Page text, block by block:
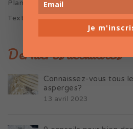
Plantes et dérivés
Textiles et accessoires
Dernières actualités
Connaissez-vous tous
asperges?
13 avril 2023
Je